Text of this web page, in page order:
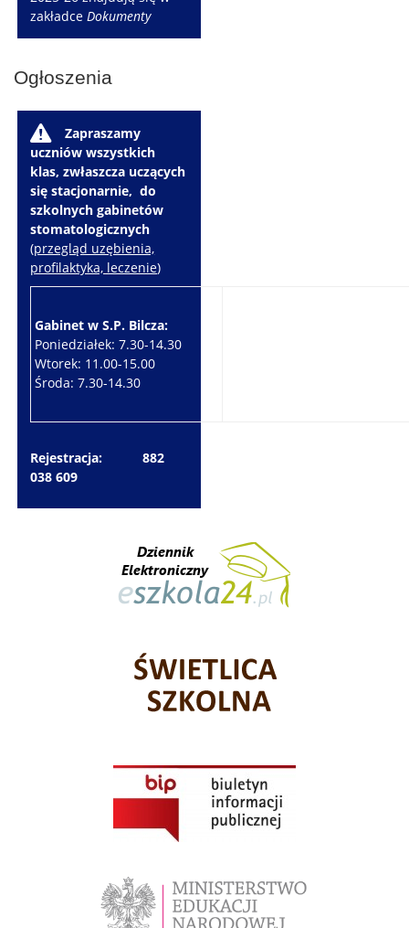
zakładceDokumenty
Ogłoszenia
W
Zapraszamy
uczniów wszystkich
klas, zwłaszcza uczących
się stacjonarnie, do
szkolnych gabinetów
stomatologicznych
(przegląd uzębienia,
profilaktyka, leczenie)
Gabinet w S.P. Bilcza:
Poniedziałek: 7.30-14.30
Wtorek: 11.00-15.00
Środa: 7.30-14.30
Rejestracja: 882
038 609